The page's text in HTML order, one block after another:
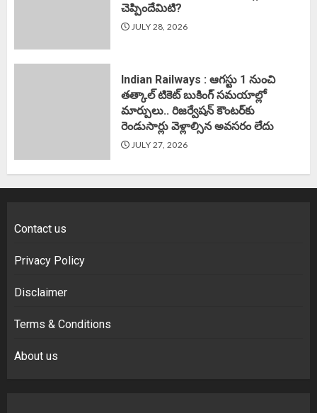
చెప్పిందేమిటి?
JULY 28, 2026
Indian Railways : ఆగస్టు 1 నుంచి
తత్కాల్‌ టికెట్‌ బుకింగ్‌ సమయాల్లో
మార్పులు.. రిజర్వేషన్ కౌంటర్‌కు
రెండుసార్లు వెళ్లాల్సిన అవసరం లేదు
JULY 27, 2026
Contact us
Privacy Policy
Disclaimer
Terms & Conditions
About us